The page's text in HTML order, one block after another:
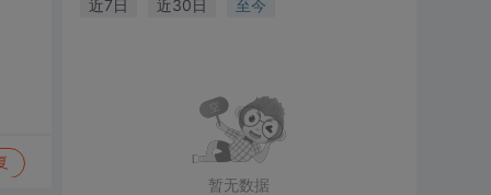
近7日 近30日 至今
暂无数据